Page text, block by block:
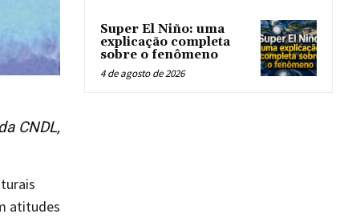
CNDL,
atitudes
Super El Niño: uma
explicação completa
sobre o fenômeno
4 de agosto de 2026